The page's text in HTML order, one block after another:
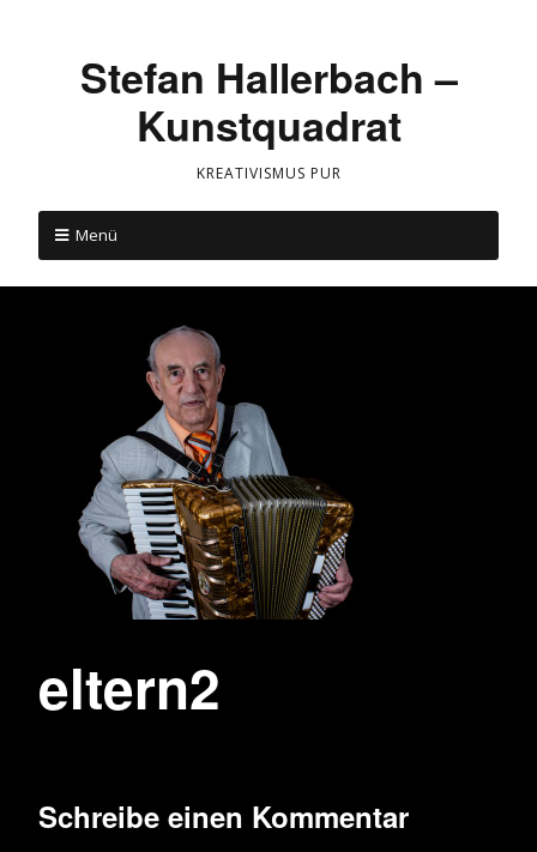
Stefan Hallerbach –
Kunstquadrat
KREATIVISMUS PUR
Menü
eltern2
Schreibe einen Kommentar